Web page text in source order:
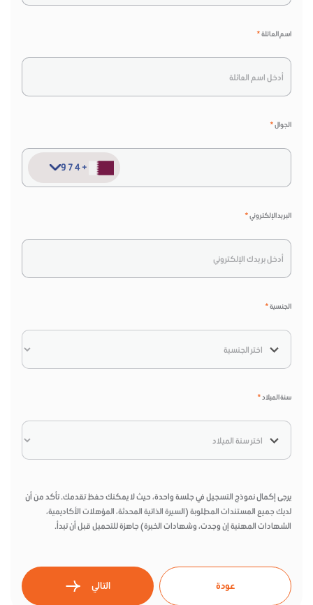
اسم العائلة*
الجوال*
+974
+974
البريد الإلكتروني*
الجنسية*
سنة الميلاد*
يرجى إكمال نموذج التسجيل في جلسة واحدة، حيث لا يمكنك حفظ تقدمك. تأكد من أن
لديك جميع المستندات المطلوبة (السيرة الذاتية المحدثة، المؤهلات الأكاديمية،
الشهادات المهنية إن وجدت، وشهادات الخبرة) جاهزة للتحميل قبل أن تبدأ.
عودة التالي